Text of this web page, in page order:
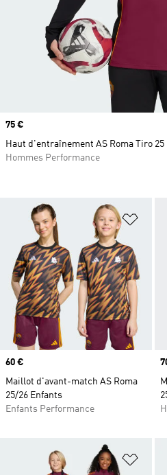
Prix
60 €
Maillot d'avant-match AS Roma
25/26 Enfants
Enfants Performance
Prix
75 €
Haut d'entraînement AS Roma Tiro
Hommes Performance